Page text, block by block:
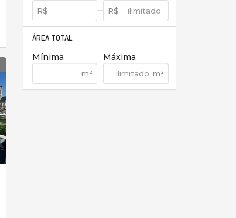
ÁREA TOTAL
Mínima Máxima